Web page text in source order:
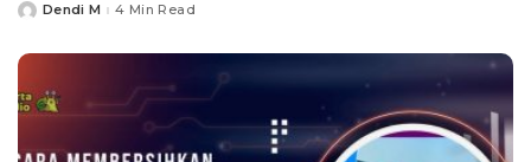
PostedDendi M 4 Min Read